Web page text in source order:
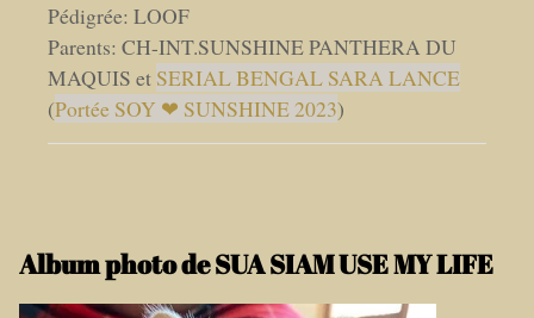
Pédigrée: LOOF
Parents: CH-INT.SUNSHINE PANTHERA DU
MAQUIS et SERIAL BENGAL SARA LANCE
(Portée SOY ❤ SUNSHINE 2023)
Album photo de SUA SIAM USE MY LIFE